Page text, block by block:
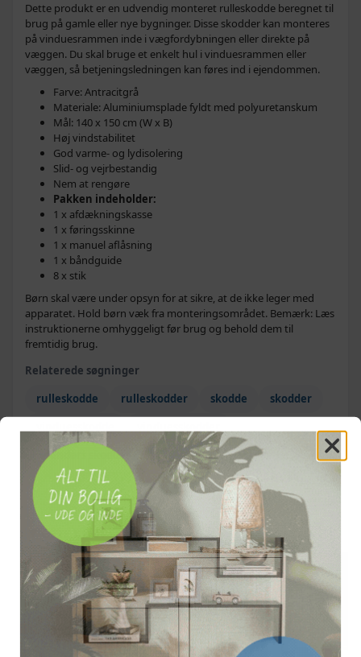
Dette produkt er en udvendig monteret rulleskodde beregnet til
brug på gamle eller nye bygninger. Disse skodder kan monteres
på vinduesrammen inde i vægfordybningen eller direkte på
væggen. Du skal bruge et enkelt hul i vinduesrammen eller
væggen, så betjeningsledningen kan føres ind i ejendommen.
Farve: Antracitgrå
Materiale: Aluminiumsplade fyldt med polyuretanskum
Mål: 140 x 150 cm (W x B)
Høj vindstabilitet
God varme- og lydisolering
Slid- og vejrbestandig
Nem at rengøre
Pakken indeholder:
1 x afdækningskasse
1 x føringsskinne
1 x manuel aflåsning
1 x båndguide
8 x stik
Børn skal være under opsyn for at sikre, at de ikke leger med
apparatet. Hold børn væk fra monteringsområdet. Bemærk: Læs
instruktionerne omhyggeligt før brug og behold dem til
fremtidig brug.
Relaterede søgninger
rulleskodde
rulleskodder skodde
skodder
udendørs skodde
OFTE KØBT SAMMEN MED
TILBUD TILBUD TILBUD